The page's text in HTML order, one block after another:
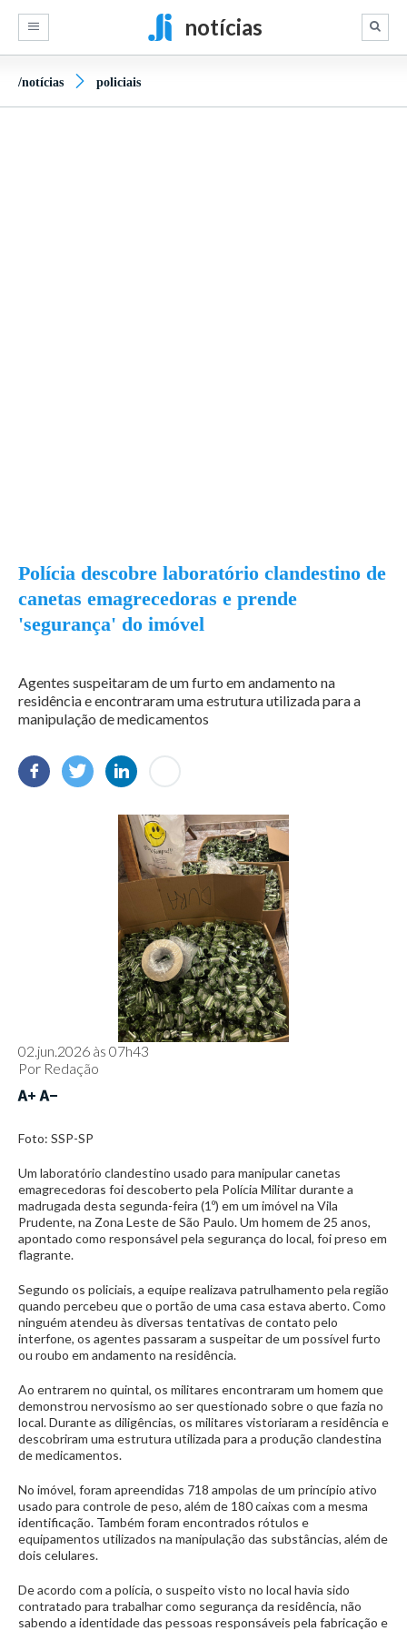
notícias
/notícias policiais
Polícia descobre laboratório clandestino de
canetas emagrecedoras e prende
'segurança' do imóvel
Agentes suspeitaram de um furto em andamento na
residência e encontraram uma estrutura utilizada para a
manipulação de medicamentos
02.jun.2026 às 07h43
Por Redação
Foto: SSP-SP
Um laboratório clandestino usado para manipular canetas
emagrecedoras foi descoberto pela Polícia Militar durante a
madrugada desta segunda-feira (1º) em um imóvel na Vila
Prudente, na Zona Leste de São Paulo. Um homem de 25 anos,
apontado como responsável pela segurança do local, foi preso em
flagrante.
Segundo os policiais, a equipe realizava patrulhamento pela região
quando percebeu que o portão de uma casa estava aberto. Como
ninguém atendeu às diversas tentativas de contato pelo
interfone, os agentes passaram a suspeitar de um possível furto
ou roubo em andamento na residência.
Ao entrarem no quintal, os militares encontraram um homem que
demonstrou nervosismo ao ser questionado sobre o que fazia no
local. Durante as diligências, os militares vistoriaram a residência e
descobriram uma estrutura utilizada para a produção clandestina
de medicamentos.
No imóvel, foram apreendidas 718 ampolas de um princípio ativo
usado para controle de peso, além de 180 caixas com a mesma
identificação. Também foram encontrados rótulos e
equipamentos utilizados na manipulação das substâncias, além de
dois celulares.
De acordo com a polícia, o suspeito visto no local havia sido
contratado para trabalhar como segurança da residência, não
sabendo a identidade das pessoas responsáveis pela fabricação e